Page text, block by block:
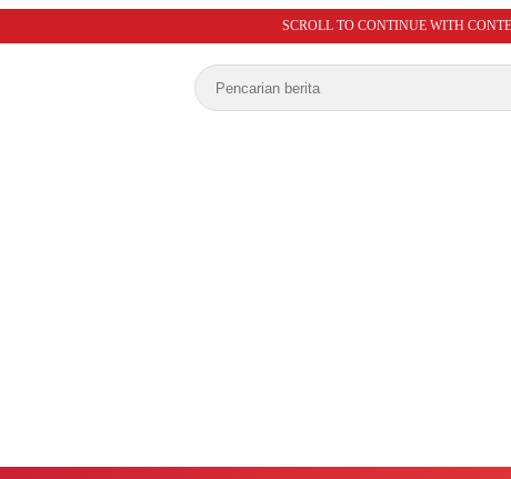
SCROLL TO CONTINUE WITH